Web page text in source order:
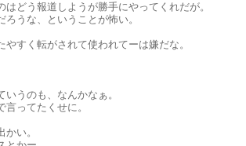
どう報道しようが勝手にやってくれだが。
うな、ということが怖い。
すく転がされて使われてーは嫌だな。
うのも、なんかなぁ。
ってたくせに。
い。